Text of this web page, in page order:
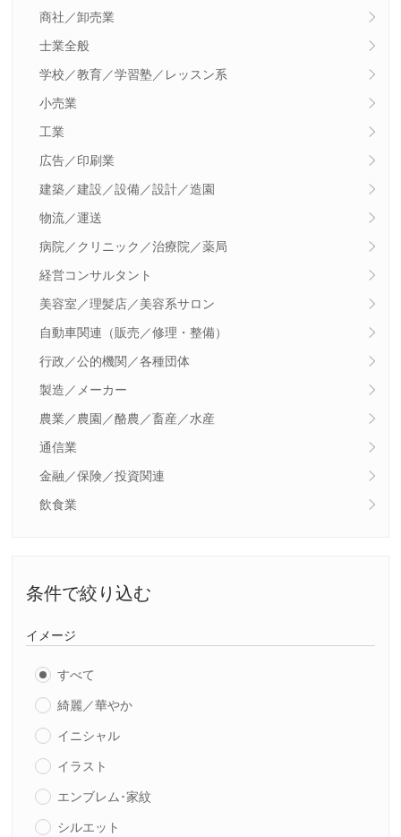
商社／卸売業
士業全般
学校／教育／学習塾／レッスン系
小売業
工業
広告／印刷業
建築／建設／設備／設計／造園
物流／運送
病院／クリニック／治療院／薬局
経営コンサルタント
美容室／理髪店／美容系サロン
自動車関連（販売／修理・整備）
行政／公的機関／各種団体
製造／メーカー
農業／農園／酪農／畜産／水産
通信業
金融／保険／投資関連
飲食業
条件で絞り込む
イメージ
すべて
綺麗／華やか
イニシャル
イラスト
エンブレム･家紋
シルエット